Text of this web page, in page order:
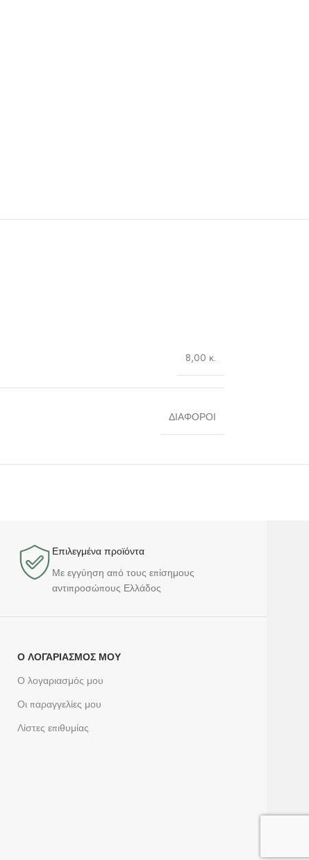
8,00 κ.
ΔΙΑΦΟΡΟΙ
Επιλεγμένα προϊόντα​
Με εγγύηση από τους επίσημους
αντιπροσώπους Ελλάδος
Ο ΛΟΓΑΡΙΑΣΜΌΣ ΜΟΥ
Ο λογαριασμός μου
Οι παραγγελίες μου
Λίστες επιθυμίας